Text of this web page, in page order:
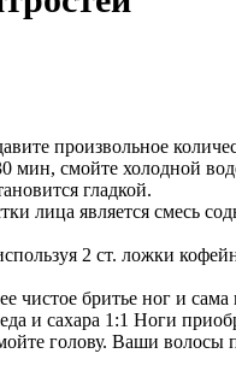
произвольное
мин, смойте холодной
гладкой.
лица является смесь
2 ст. ложки
чистое бритье ног и
и сахара 1:1 Ноги
голову. Ваши волосы